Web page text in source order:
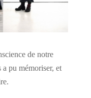
de notre
pu mémoriser, et